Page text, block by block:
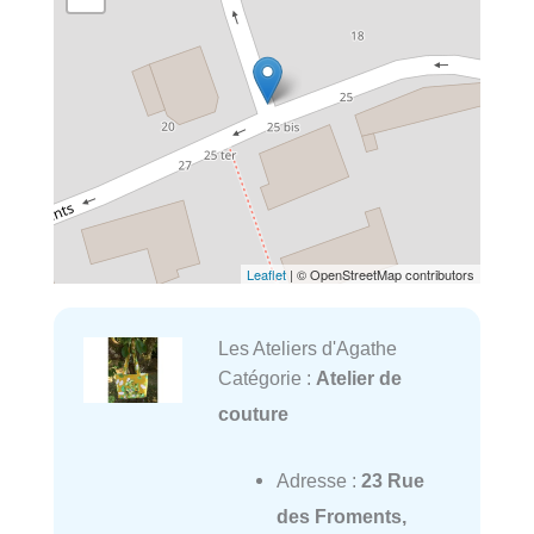
Leaflet | © OpenStreetMap contributors
Les Ateliers d'Agathe
Catégorie : Atelier de
couture
Adresse : 23 Rue
des Froments,